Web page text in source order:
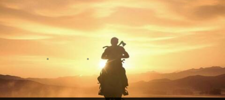
बॉक्स ऑफिस: 'इंडियन 2' ने पार
किया 70 करोड़ रुपये की कमाई का
आंकड़ा
11:03 am
क्या है खबर?